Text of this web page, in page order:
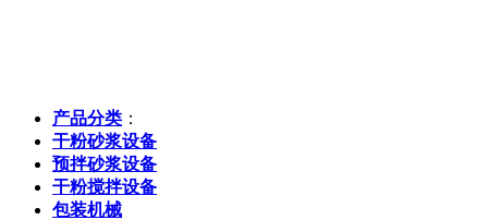
产品分类 ：
干粉砂浆设备
预拌砂浆设备
干粉搅拌设备
包装机械